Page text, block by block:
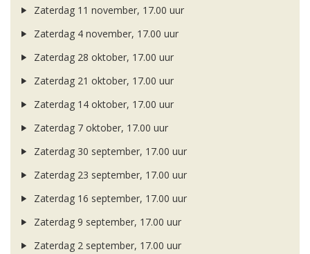
Zaterdag 11 november, 17.00 uur
Zaterdag 4 november, 17.00 uur
Zaterdag 28 oktober, 17.00 uur
Zaterdag 21 oktober, 17.00 uur
Zaterdag 14 oktober, 17.00 uur
Zaterdag 7 oktober, 17.00 uur
Zaterdag 30 september, 17.00 uur
Zaterdag 23 september, 17.00 uur
Zaterdag 16 september, 17.00 uur
Zaterdag 9 september, 17.00 uur
Zaterdag 2 september, 17.00 uur